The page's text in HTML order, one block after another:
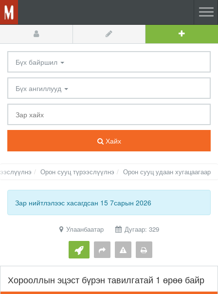
Бүх байршил
Бүх ангиллууд
Хайх
Орон сууц түрээслүүлнэ Орон сууц удаан хугацаагаар
Зар нийтлэлээс хасагдсан 15 7сарын 2026
Улаанбаатар Дугаар: 329
Хорооллын эцэст бүрэн тавилгатай 1 өрөө байр